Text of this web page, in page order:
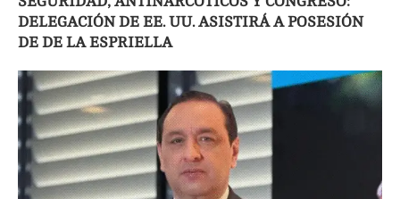
DELEGACIÓN DE EE. UU. ASISTIRÁ A POSESIÓN
DE DE LA ESPRIELLA